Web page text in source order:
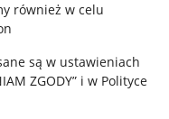
również w celu
są w ustawieniach
ZGODY” i w Polityce